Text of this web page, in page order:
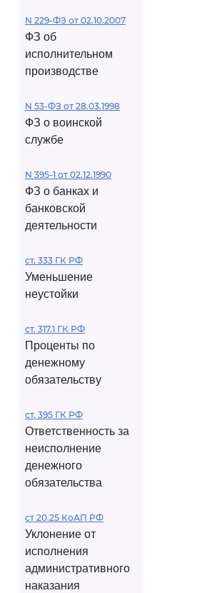
N 229-ФЗ от 02.10.2007
ФЗ об
исполнительном
производстве
N 53-ФЗ от 28.03.1998
ФЗ о воинской
службе
N 395-1 от 02.12.1990
ФЗ о банках и
банковской
деятельности
ст. 333 ГК РФ
Уменьшение
неустойки
ст. 317.1 ГК РФ
Проценты по
денежному
обязательству
ст. 395 ГК РФ
Ответственность за
неисполнение
денежного
обязательства
ст 20.25 КоАП РФ
Уклонение от
исполнения
административного
наказания